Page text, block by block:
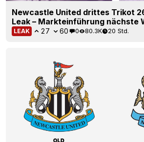
Newcastle United drittes Trikot
Leak – Markteinführung nächste
LEAK 27 60 0 80.3K 20 Std.